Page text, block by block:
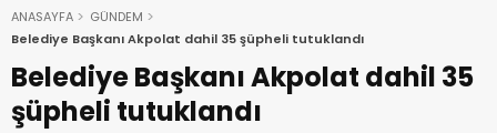
ANASAYFA
GÜNDEM
Belediye Başkanı Akpolat dahil 35 şüpheli tutuklandı
Belediye Başkanı Akpolat dahil 35
şüpheli tutuklandı